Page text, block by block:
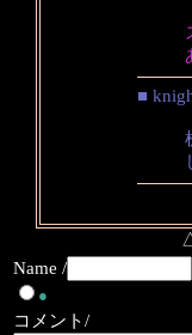
■
Name /
●
コメント/